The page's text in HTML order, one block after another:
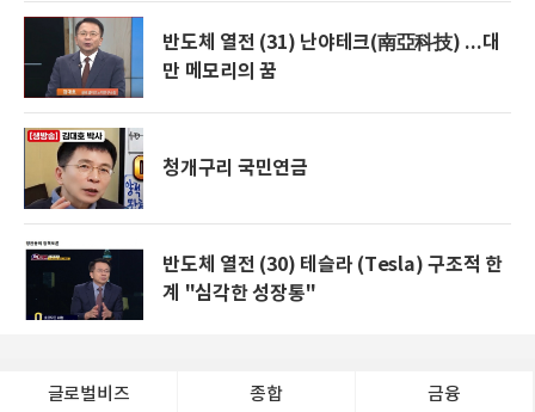
반도체 열전 (31) 난야테크(南亞科技) ...대
만 메모리의 꿈
청개구리 국민연금
반도체 열전 (30) 테슬라 (Tesla) 구조적 한
계 "심각한 성장통"
글로벌비즈 종합 금융